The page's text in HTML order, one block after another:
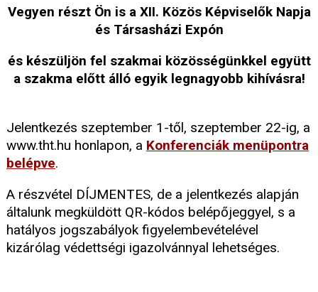
Vegyen részt Ön is a XII. Közös Képviselők Napja
és Társasházi Expón
és készüljön fel szakmai közösségünkkel együtt
a szakma előtt álló egyik legnagyobb kihívásra!
Jelentkezés szeptember 1-től, szeptember 22-ig, a
www.tht.hu honlapon, a Konferenciák menüpontra
belépve.
A részvétel DÍJMENTES, de a jelentkezés alapján
általunk megküldött QR-kódos belépőjeggyel, s a
hatályos jogszabályok figyelembevételével
kizárólag védettségi igazolvánnyal lehetséges.